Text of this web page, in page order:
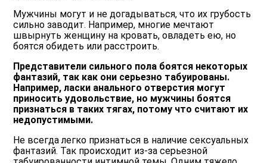
Мужчины могут и не догадываться, что их грубость
сильно заводит. Например, многие мечтают
швырнуть женщину на кровать, овладеть ею, но
боятся обидеть или расстроить.
Представители сильного пола боятся некоторых
фантазий, так как они серьезно табуированы.
Например, ласки анального отверстия могут
приносить удовольствие, но мужчины боятся
признаться в таких тягах, потому что считают их
недопустимыми.
Не всегда легко признаться в наличие сексуальных
фантазий. Так происходит из-за серьезной